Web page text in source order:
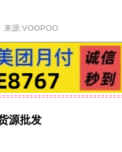
源:VOOPOO
源批发